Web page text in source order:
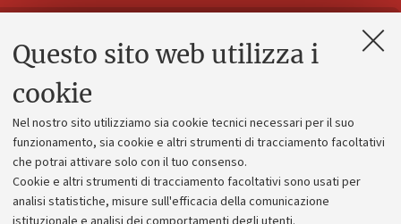
Questo sito web utilizza i
cookie
Nel nostro sito utilizziamo sia cookie tecnici necessari per il suo
funzionamento, sia cookie e altri strumenti di tracciamento facoltativi
che potrai attivare solo con il tuo consenso.
Cookie e altri strumenti di tracciamento facoltativi sono usati per
analisi statistiche, misure sull'efficacia della comunicazione
Contatti e PEC
Alumni community
Piano strategico
Bilanci